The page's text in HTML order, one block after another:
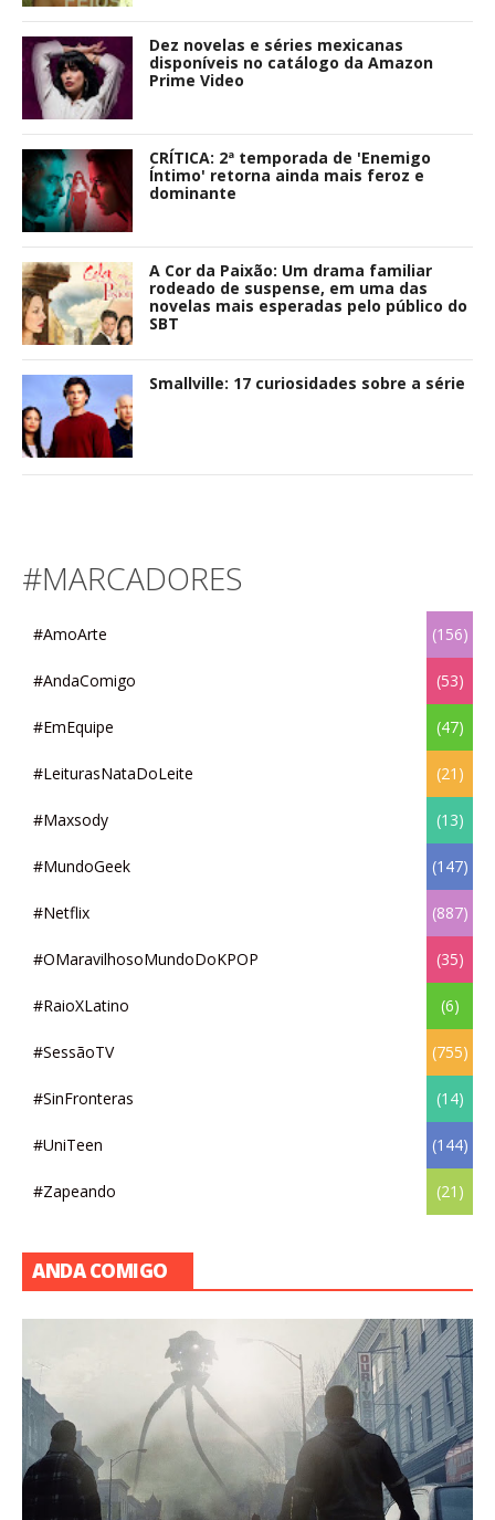
Dez novelas e séries mexicanas
disponíveis no catálogo da Amazon
Prime Video
CRÍTICA: 2ª temporada de 'Enemigo
Íntimo' retorna ainda mais feroz e
dominante
A Cor da Paixão: Um drama familiar
rodeado de suspense, em uma das
novelas mais esperadas pelo público do
SBT
Smallville: 17 curiosidades sobre a série
#MARCADORES
#AmoArte (156)
#AndaComigo (53)
#EmEquipe (47)
#LeiturasNataDoLeite (21)
#Maxsody (13)
#MundoGeek (147)
#Netflix (887)
#OMaravilhosoMundoDoKPOP (35)
#RaioXLatino (6)
#SessãoTV (755)
#SinFronteras (14)
#UniTeen (144)
#Zapeando (21)
ANDA COMIGO